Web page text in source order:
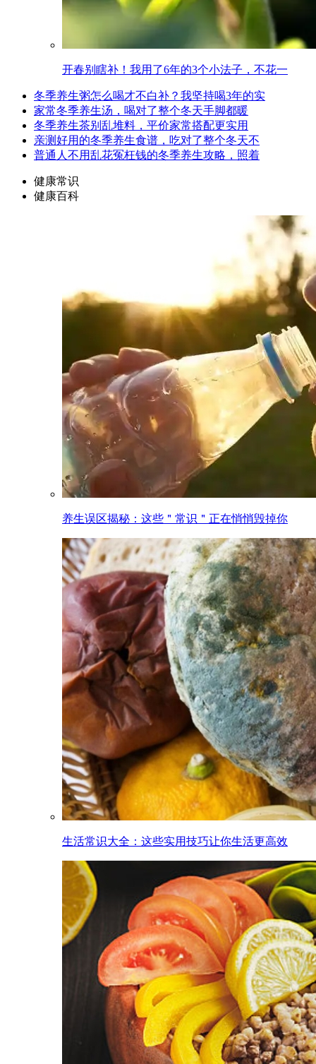
开春别瞎补！我用了6年的3个小法子，不花一
冬季养生粥怎么喝才不白补？我坚持喝3年的实
家常冬季养生汤，喝对了整个冬天手脚都暖
冬季养生茶别乱堆料，平价家常搭配更实用
亲测好用的冬季养生食谱，吃对了整个冬天不
普通人不用乱花冤枉钱的冬季养生攻略，照着
健康常识
健康百科
养生误区揭秘：这些＂常识＂正在悄悄毁掉你
生活常识大全：这些实用技巧让你生活更高效